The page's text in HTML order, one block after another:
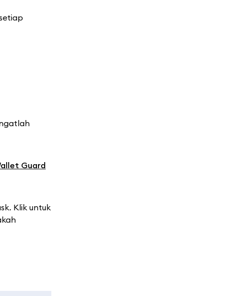
Guard
Klik untuk